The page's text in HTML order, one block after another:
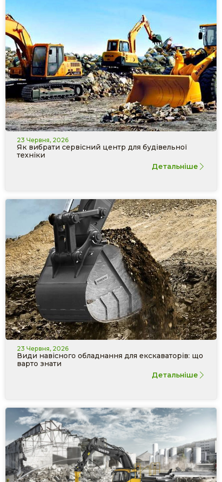
23 Червня, 2026
Як вибрати сервісний центр для будівельної
техніки
Детальніше
23 Червня, 2026
Види навісного обладнання для екскаваторів: що
варто знати
Детальніше